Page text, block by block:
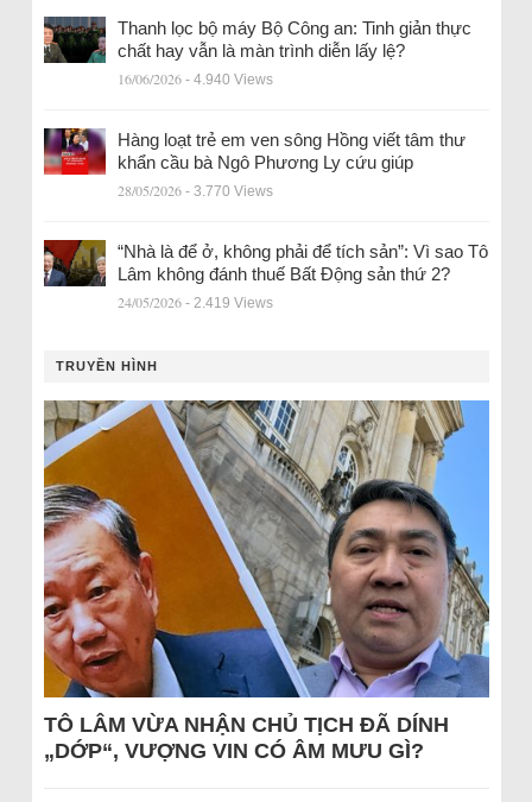
Thanh lọc bộ máy Bộ Công an: Tinh giản thực
chất hay vẫn là màn trình diễn lấy lệ?
16/06/2026 - 4.940 Views
Hàng loạt trẻ em ven sông Hồng viết tâm thư
khẩn cầu bà Ngô Phương Ly cứu giúp
28/05/2026 - 3.770 Views
“Nhà là để ở, không phải để tích sản”: Vì sao Tô
Lâm không đánh thuế Bất Động sản thứ 2?
24/05/2026 - 2.419 Views
TRUYỀN HÌNH
TÔ LÂM VỪA NHẬN CHỦ TỊCH ĐÃ DÍNH
„DỚP“, VƯỢNG VIN CÓ ÂM MƯU GÌ?